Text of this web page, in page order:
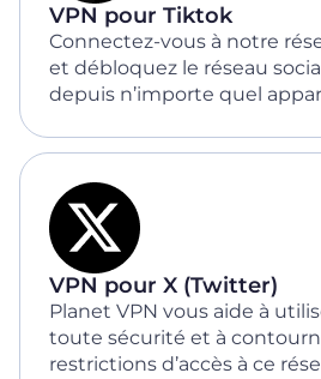
VPN pour Tiktok
Connectez-vous à notre
et débloquez le réseau
depuis n’importe quel
VPN pour X (Twitter)
Planet VPN vous aide à
toute sécurité et à
restrictions d’accès à ce